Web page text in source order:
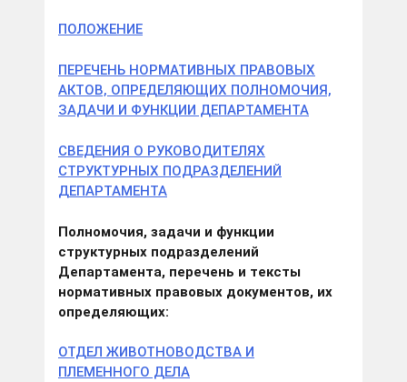
ПОЛОЖЕНИЕ
ПЕРЕЧЕНЬ НОРМАТИВНЫХ ПРАВОВЫХ
АКТОВ, ОПРЕДЕЛЯЮЩИХ ПОЛНОМОЧИЯ,
ЗАДАЧИ И ФУНКЦИИ ДЕПАРТАМЕНТА
СВЕДЕНИЯ О РУКОВОДИТЕЛЯХ
СТРУКТУРНЫХ ПОДРАЗДЕЛЕНИЙ
ДЕПАРТАМЕНТА
Полномочия, задачи и функции
структурных подразделений
Департамента, перечень и тексты
нормативных правовых документов, их
определяющих:
ОТДЕЛ ЖИВОТНОВОДСТВА И
ПЛЕМЕННОГО ДЕЛА